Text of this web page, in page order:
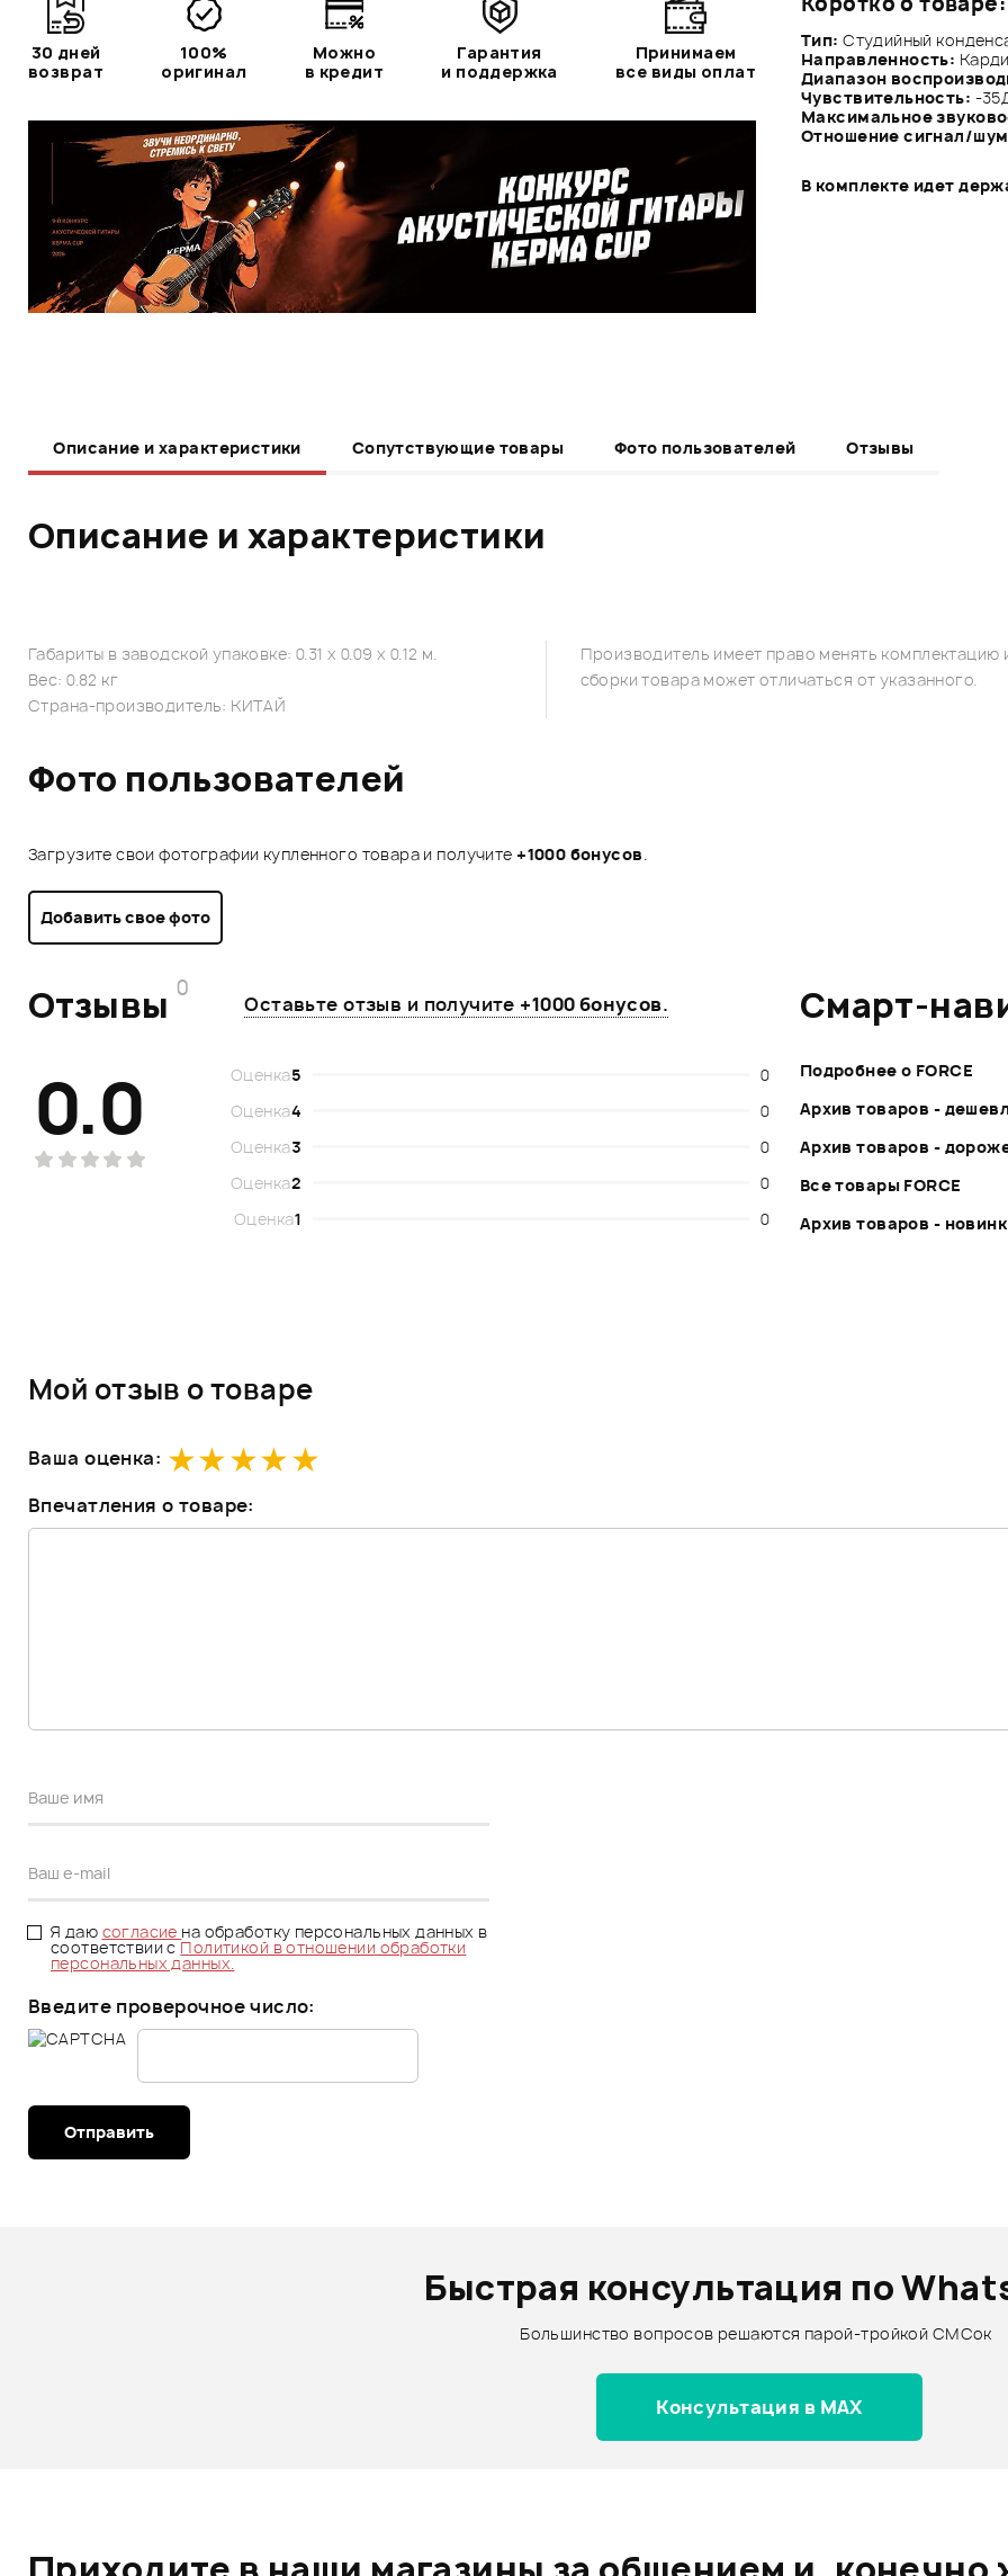
Тип: Студийный
Направленность:
Диапазон
Чувствительность: -
Максимальное
Отношение сигнал/
В комплекте идет
30 дней
возврат
100%
оригинал
Можно
в кредит
Гарантия
и поддержка
Принимаем
все виды оплат
Описание и характеристики Сопутствующие товары Фото пользователей Отзывы
Описание и характеристики
Габариты в заводской упаковке: 0.31 x 0.09 x 0.12 м.
Вес: 0.82 кг
Страна-производитель: КИТАЙ
Производитель имеет право менять
сборки товара может отличаться от указанного.
Фото пользователей
Загрузите свои фотографии купленного товара и получите+1000 бонусов.
Добавить свое фото
Отзывы 0
Оставьте отзыв и получите +1000 бонусов.
0.0 Оценка5
0
Оценка4
0
Оценка3
0
Оценка2
0
Оценка1 0
Смарт-
Подробнее о FORCE
Архив товаров -
Архив товаров -
Все товары FORCE
Архив товаров -
Мой отзыв о товаре
Ваша оценка:
Впечатления о товаре:
Я даю согласие на обработку персональных данных в
соответствии сПолитикой в отношении обработки
персональных данных.
Введите проверочное число:
Отправить
Быстрая консультация по
Большинство вопросов решаются парой-тройкой СМСок
Консультация в MAX